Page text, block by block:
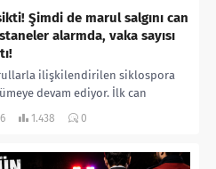
Şimdi de marul salgını can
alarmda, vaka sayısı
ilişkilendirilen siklospora
devam ediyor. İlk can
yaşandığı salgında vaka sayısının
1.438 0